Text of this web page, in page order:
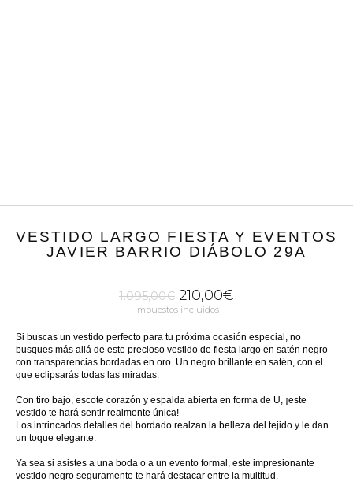
VESTIDO LARGO FIESTA Y EVENTOS
JAVIER BARRIO DIÁBOLO 29A
1.095,00€ 210,00€
Impuestos incluidos
Si buscas un vestido perfecto para tu próxima ocasión especial, no
busques más allá de este precioso vestido de fiesta largo en satén negro
con transparencias bordadas en oro. Un negro brillante en satén, con el
que eclipsarás todas las miradas.
Con tiro bajo, escote corazón y espalda abierta en forma de U, ¡este
vestido te hará sentir realmente única!
Los intrincados detalles del bordado realzan la belleza del tejido y le dan
un toque elegante.
Ya sea si asistes a una boda o a un evento formal, este impresionante
vestido negro seguramente te hará destacar entre la multitud.